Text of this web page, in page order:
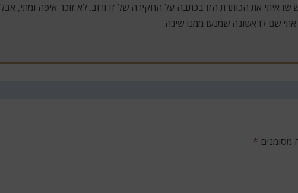
שראיתי את הכותרת הזו בכתבה על החקירה של זדורוב. לא זוכר איפה ומתי, אבל
שם לראשונה שמנעו ממנו שינה.
מסומנים *